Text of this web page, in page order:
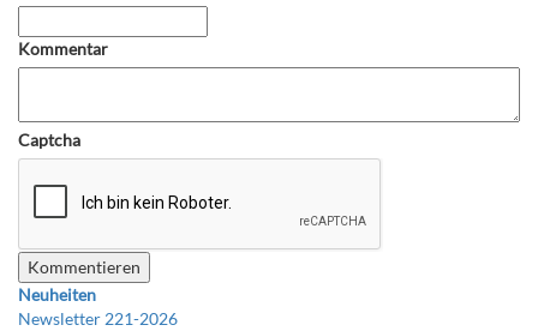
Kommentar
Captcha
Neuheiten
Newsletter 221-2026